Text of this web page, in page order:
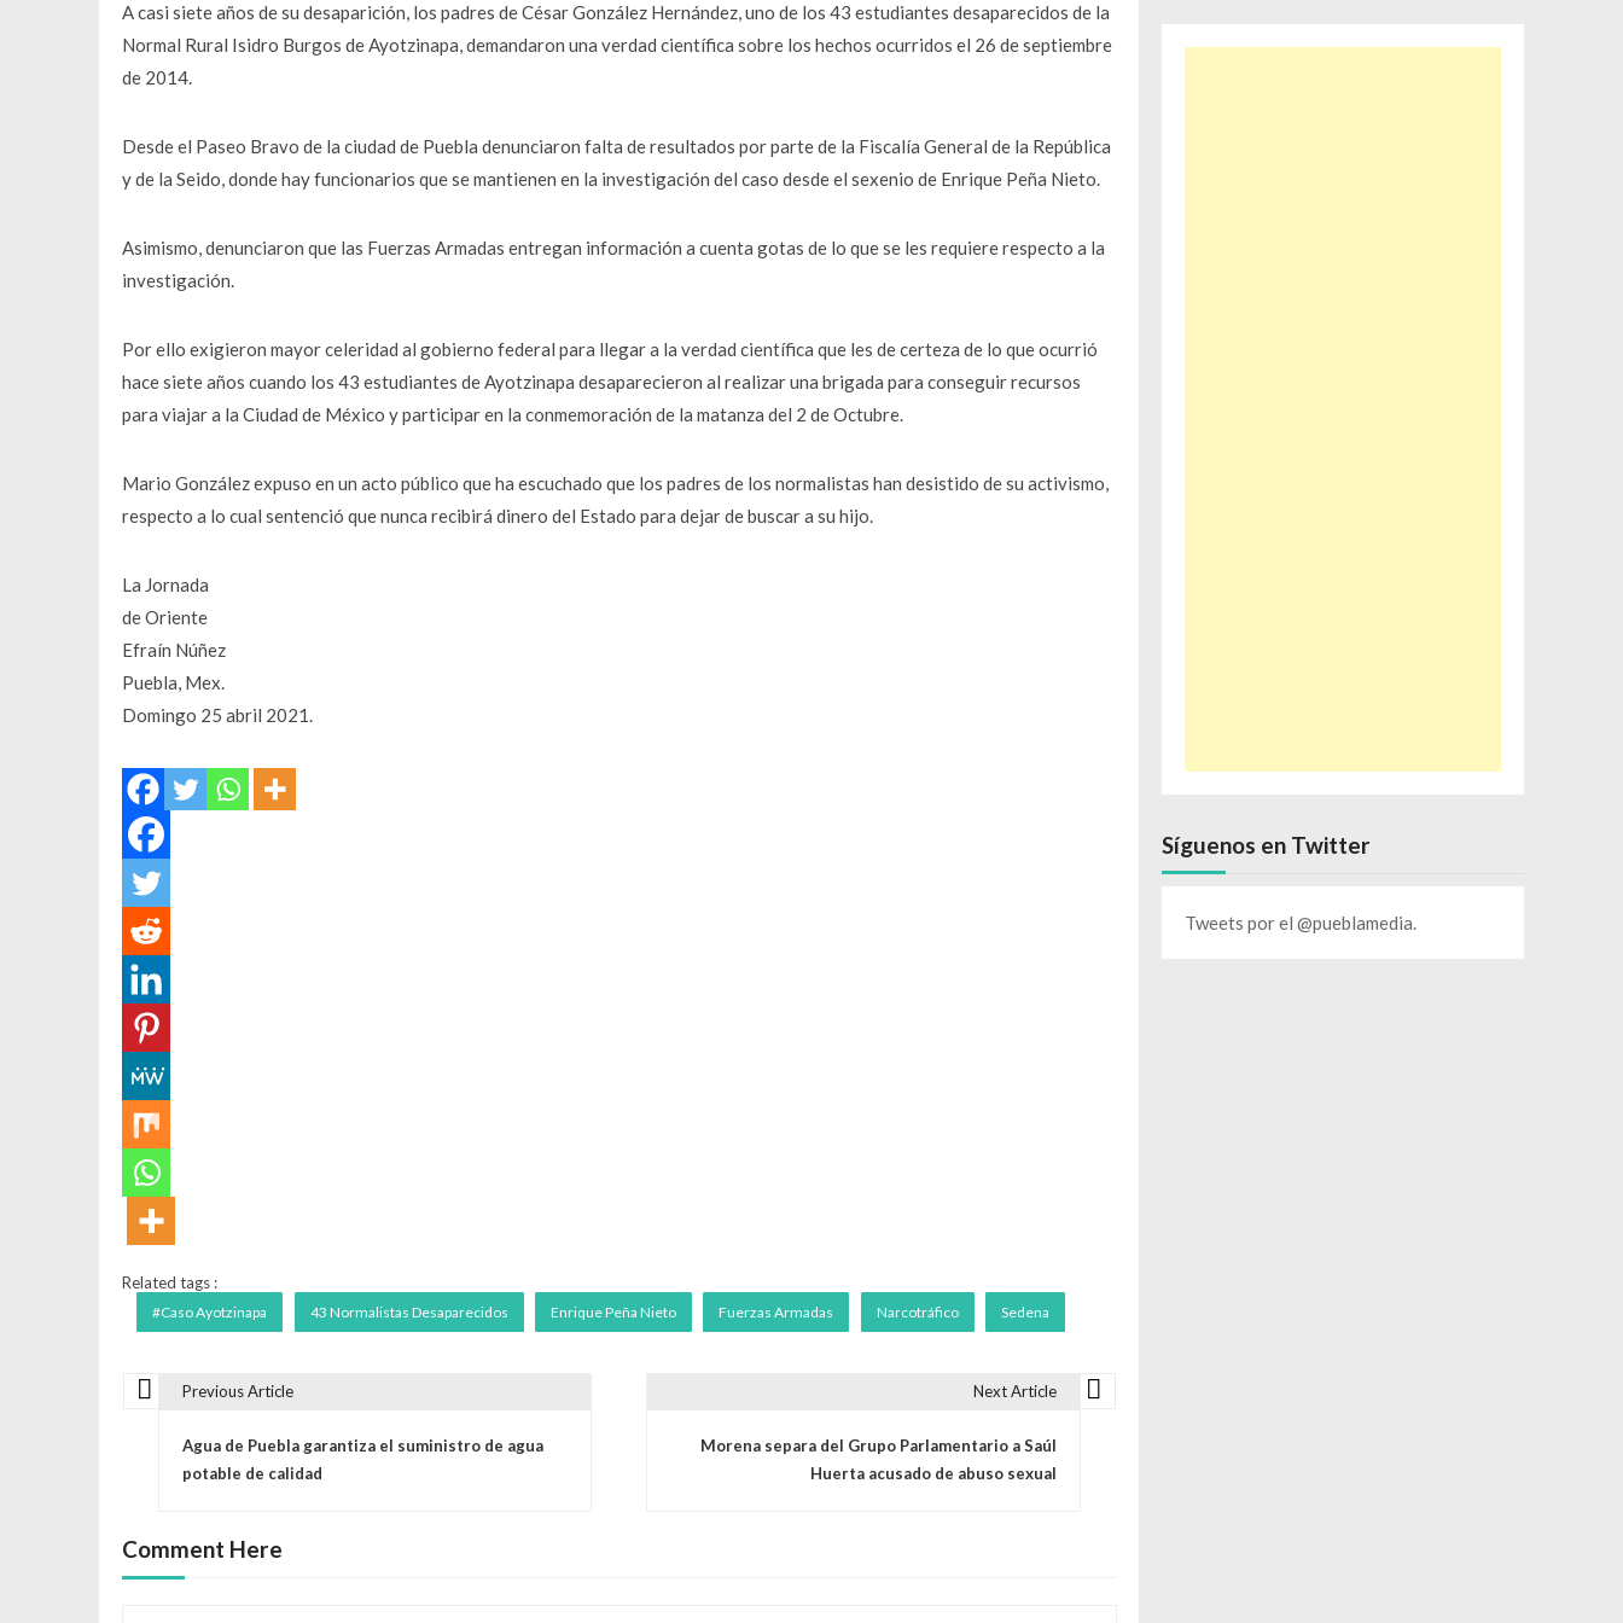
A casi siete años de su desaparición, los padres de César González Hernández, uno de los 43 estudiantes desaparecidos de la
Normal Rural Isidro Burgos de Ayotzinapa, demandaron una verdad científica sobre los hechos ocurridos el 26 de septiembre
de 2014.
Desde el Paseo Bravo de la ciudad de Puebla denunciaron falta de resultados por parte de la Fiscalía General de la República
y de la Seido, donde hay funcionarios que se mantienen en la investigación del caso desde el sexenio de Enrique Peña Nieto.
Asimismo, denunciaron que las Fuerzas Armadas entregan información a cuenta gotas de lo que se les requiere respecto a la
investigación.
Por ello exigieron mayor celeridad al gobierno federal para llegar a la verdad científica que les de certeza de lo que ocurrió
hace siete años cuando los 43 estudiantes de Ayotzinapa desaparecieron al realizar una brigada para conseguir recursos
para viajar a la Ciudad de México y participar en la conmemoración de la matanza del 2 de Octubre.
Mario González expuso en un acto público que ha escuchado que los padres de los normalistas han desistido de su activismo,
respecto a lo cual sentenció que nunca recibirá dinero del Estado para dejar de buscar a su hijo.
La Jornada
de Oriente
Efraín Núñez
Puebla, Mex.
Domingo 25 abril 2021.
Related tags :
#Caso Ayotzinapa 43 Normalistas Desaparecidos Enrique Peña Nieto Fuerzas Armadas Narcotráfico Sedena
v
Previous Article
Agua de Puebla garantiza el suministro de agua
potable de calidad
Next Article
Morena separa del Grupo Parlamentario a Saúl
Huerta acusado de abuso sexual
Comment Here
Síguenos en Twitter
Tweets por el @pueblamedia.